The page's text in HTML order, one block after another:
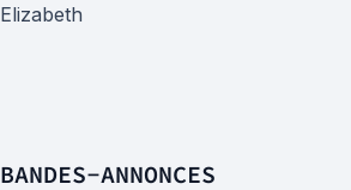
Elizabeth
BANDES-ANNONCES